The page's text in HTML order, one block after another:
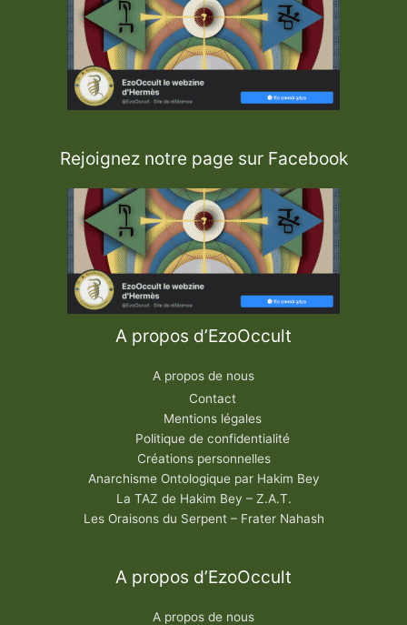
Rejoignez notre page sur Facebook
A propos d’EzoOccult
A propos de nous
Contact
Mentions légales
Politique de confidentialité
Créations personnelles
Anarchisme Ontologique par Hakim Bey
La TAZ de Hakim Bey – Z.A.T.
Les Oraisons du Serpent – Frater Nahash
A propos d’EzoOccult
A propos de nous